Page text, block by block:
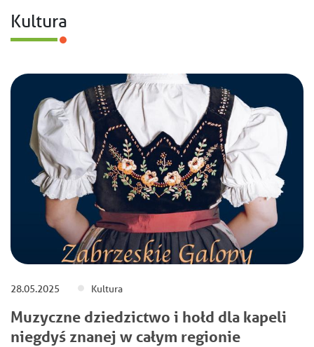
Kultura
28.05.2025 Kultura
Muzyczne dziedzictwo i hołd dla kapeli
niegdyś znanej w całym regionie